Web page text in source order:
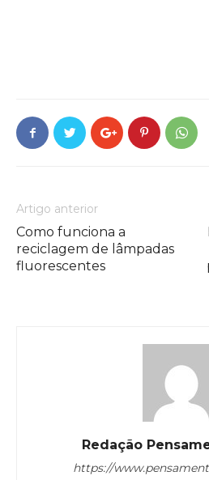
Artigo anterior
Como funciona a
reciclagem de lâmpadas
fluorescentes
Redação
https://